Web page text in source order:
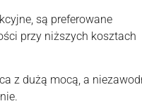
są preferowane
przy niższych kosztach
z dużą mocą, a